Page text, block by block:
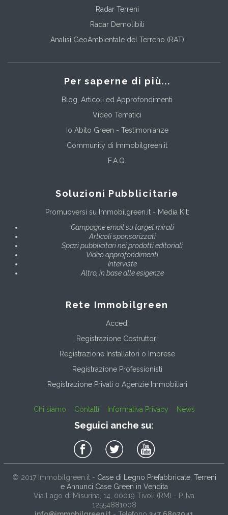
Radar Terreni
Radar Demolibili
Analisi GeoAmbientale del Terreno (RAT)
Per saperne di più...
Blog, Articoli ed Approfondimenti
Video Tematici
Io Abito Green - Testimonianze
Community di Immobilgreen.it
F.A.Q.
Soluzioni Pubblicitarie
Promuoversi su Immobilgreen.it - Media Kit:
Campagne email su target mirati
Articoli sponsorizzati
Spazi pubblicitari nei prodotti editoriali
Video approfondimenti
Interviste
Altro, in base alle esigenze
Rete Immobilgreen
Accedi
Registrazione Costruttori
Registrazione Installatori o Imprese
Registrazione Professionisti
Registrazione Privati o Agenzie Immobiliari
Chi siamo Contatti Informativa Privacy News
Seguici anche su:
© 2017 Immobilgreen.it- Case di Legno Prefabbricate, Terreni
e Annunci Case Green in Vendita
Via Lago di Misurina, 14 , 00019 Tivoli (RM) - P. Iva
12554881008